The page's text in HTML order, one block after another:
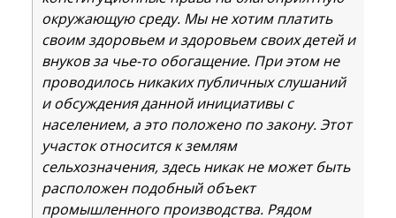
окружающую среду. Мы не хотим платить
своим здоровьем и здоровьем своих детей и
внуков за чье-то обогащение. При этом не
проводилось никаких публичных слушаний
и обсуждения данной инициативы с
населением, а это положено по закону. Этот
участок относится к землям
сельхозначения, здесь никак не может быть
расположен подобный объект
промышленного производства. Рядом